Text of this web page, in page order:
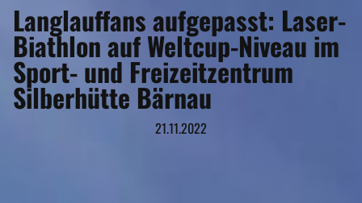
Langlauffans aufgepasst: Laser-
Biathlon auf Weltcup-Niveau im
Sport- und Freizeitzentrum
Silberhütte Bärnau
21.11.2022